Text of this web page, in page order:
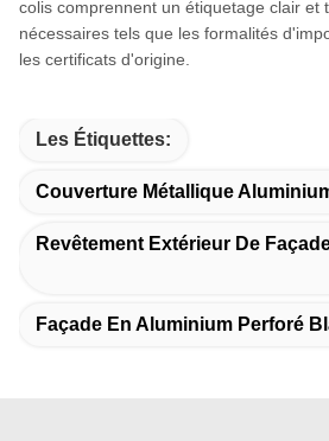
colis comprennent un étiquetage clair et
nécessaires tels que les formalités
les certificats d'origine.
Les Étiquettes:
Couverture Métallique
Revêtement Extérieur De
Façade En Aluminium Perforé